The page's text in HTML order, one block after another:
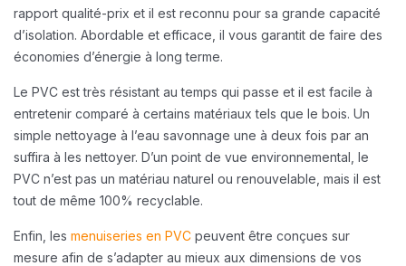
rapport qualité-prix et il est reconnu pour sa grande capacité
d’isolation. Abordable et efficace, il vous garantit de faire des
économies d’énergie à long terme.
Le PVC est très résistant au temps qui passe et il est facile à
entretenir comparé à certains matériaux tels que le bois. Un
simple nettoyage à l’eau savonnage une à deux fois par an
suffira à les nettoyer. D’un point de vue environnemental, le
PVC n’est pas un matériau naturel ou renouvelable, mais il est
tout de même 100% recyclable.
Enfin, les menuiseries en PVC peuvent être conçues sur
mesure afin de s’adapter au mieux aux dimensions de vos